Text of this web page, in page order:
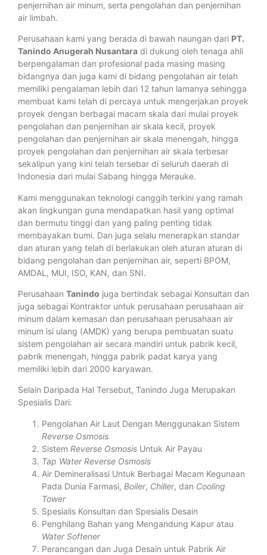
penjernihan air minum, serta pengolahan dan penjernihan
air limbah.
Perusahaan kami yang berada di bawah naungan dari PT.
Tanindo Anugerah Nusantara di dukung oleh tenaga ahli
berpengalaman dan profesional pada masing masing
bidangnya dan juga kami di bidang pengolahan air telah
memiliki pengalaman lebih dari 12 tahun lamanya sehingga
membuat kami telah di percaya untuk mengerjakan proyek
proyek dengan berbagai macam skala dari mulai proyek
pengolahan dan penjernihan air skala kecil, proyek
pengolahan dan penjernihan air skala menengah, hingga
proyek pengolahan dan penjernihan air skala terbesar
sekalipun yang kini telah tersebar di seluruh daerah di
Indonesia dari mulai Sabang hingga Merauke.
Kami menggunakan teknologi canggih terkini yang ramah
akan lingkungan guna mendapatkan hasil yang optimal
dan bermutu tinggi dan yang paling penting tidak
membayakan bumi. Dan juga selalu menerapkan standar
dan aturan yang telah di berlakukan oleh aturan aturan di
bidang pengolahan dan penjernihan air, seperti BPOM,
AMDAL, MUI, ISO, KAN, dan SNI.
Perusahaan Tanindo juga bertindak sebagai Konsultan dan
juga sebagai Kontraktor untuk perusahaan perusahaan air
minum dalam kemasan dan perusahaan perusahaan air
minum isi ulang (AMDK) yang berupa pembuatan suatu
sistem pengolahan air secara mandiri untuk pabrik kecil,
pabrik menengah, hingga pabrik padat karya yang
memiliki lebih dari 2000 karyawan.
Selain Daripada Hal Tersebut, Tanindo Juga Merupakan
Spesialis Dari:
Pengolahan Air Laut Dengan Menggunakan Sistem
Reverse Osmosis
Sistem Reverse Osmosis Untuk Air Payau
Tap Water Reverse Osmosis
Air Demineralisasi Untuk Berbagai Macam Kegunaan
Pada Dunia Farmasi, Boiler, Chiller, dan Cooling
Tower
Spesialis Konsultan dan Spesialis Desain
Penghilang Bahan yang Mengandung Kapur atau
Water Softener
Perancangan dan Juga Desain untuk Pabrik Air